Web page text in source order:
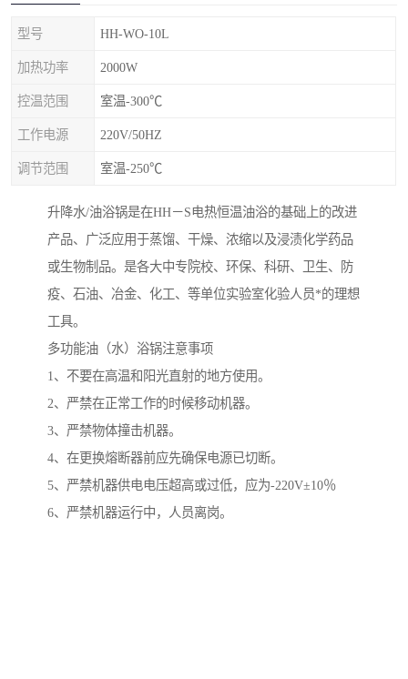
型号 HH-WO-10L
加热功率 2000W
控温范围 室温-300℃
工作电源 220V/50HZ
调节范围 室温-250℃
升降水/油浴锅是在HH－S电热恒温油浴的基础上的改进
产品、广泛应用于蒸馏、干燥、浓缩以及浸渍化学药品
或生物制品。是各大中专院校、环保、科研、卫生、防
疫、石油、冶金、化工、等单位实验室化验人员*的理想
工具。
多功能油（水）浴锅注意事项
1、不要在高温和阳光直射的地方使用。
2、严禁在正常工作的时候移动机器。
3、严禁物体撞击机器。
4、在更换熔断器前应先确保电源已切断。
5、严禁机器供电电压超高或过低，应为-220V±10％
6、严禁机器运行中，人员离岗。